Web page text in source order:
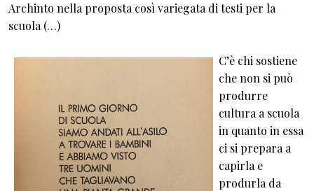
Archinto nella proposta così variegata di testi per la
scuola (…)
C’è chi sostiene
che non si può
produrre
cultura a scuola
in quanto in essa
ci si prepara a
capirla e
produrla da